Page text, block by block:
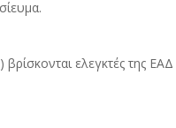
ελεγκτές της